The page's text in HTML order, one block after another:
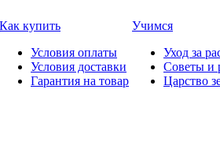
Как купить
Условия оплаты
Условия доставки
Гарантия на товар
Учимся
Уход за
Советы и
Царство